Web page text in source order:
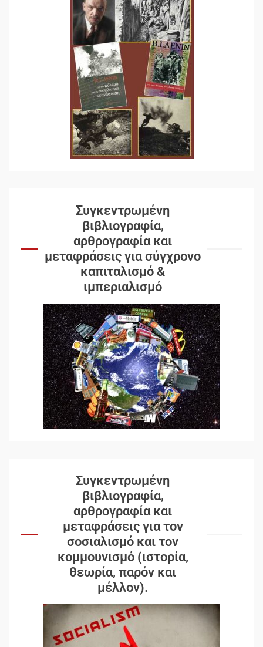
Συγκεντρωμένη
βιβλιογραφία,
αρθρογραφία και
μεταφράσεις για σύγχρονο
καπιταλισμό &
ιμπεριαλισμό
Συγκεντρωμένη
βιβλιογραφία,
αρθρογραφία και
μεταφράσεις για τον
σοσιαλισμό και τον
κομμουνισμό (ιστορία,
θεωρία, παρόν και
μέλλον).
Δωρεάν βιβλίο από το
Documento: Η μεγάλη ληστεία